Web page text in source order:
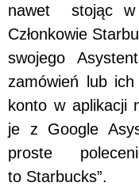
nawet stojąc w
Członkowie
swojego
zamówień lub
konto w aplikacji
je z Google
proste
to Starbucks”.